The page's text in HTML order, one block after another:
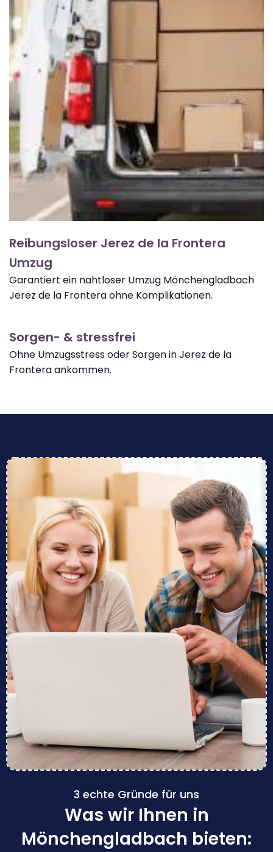
Reibungsloser Jerez de la Frontera
Umzug
Garantiert ein nahtloser Umzug Mönchengladbach
Jerez de la Frontera ohne Komplikationen.
Sorgen- & stressfrei
Ohne Umzugsstress oder Sorgen in Jerez de la
Frontera ankommen.
3 echte Gründe für uns
Was wir Ihnen in
Mönchengladbach bieten: